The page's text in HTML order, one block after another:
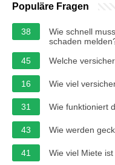
Populäre Fragen
38
Wie schnell
schaden
45
Welche
16 Wie viel
31 Wie funktioniert
43 Wie werden
41 Wie viel Miete